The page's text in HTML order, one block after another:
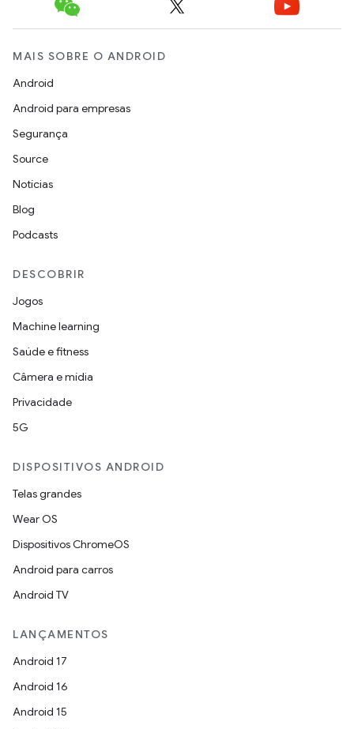
MAIS SOBRE O ANDROID
Android
Android para empresas
Segurança
Source
Notícias
Blog
Podcasts
DESCOBRIR
Jogos
Machine learning
Saúde e fitness
Câmera e mídia
Privacidade
5G
DISPOSITIVOS ANDROID
Telas grandes
Wear OS
Dispositivos ChromeOS
Android para carros
Android TV
LANÇAMENTOS
Android 17
Android 16
Android 15